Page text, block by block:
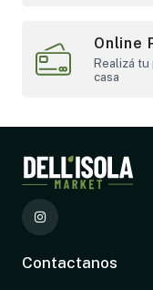
Online
Realizá
casa
Contactanos